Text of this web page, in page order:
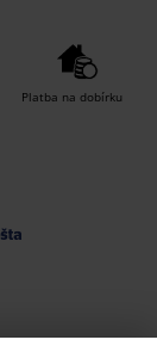
Platba na dobírku